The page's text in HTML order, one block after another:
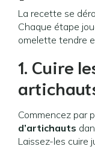
La recette se
Chaque étape
omelette tendre
1. Cuire
Commencez par
d’artichauts
Laissez-les cuire